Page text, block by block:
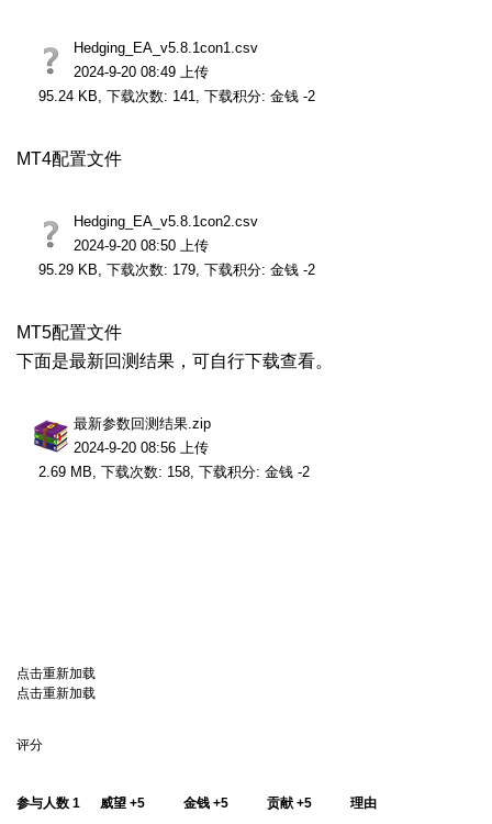
Hedging_EA_v5.8.1con1.csv
2024-9-20 08:49 上传
95.24 KB, 下载次数: 141, 下载积分: 金钱 -2
MT4配置文件
Hedging_EA_v5.8.1con2.csv
2024-9-20 08:50 上传
95.29 KB, 下载次数: 179, 下载积分: 金钱 -2
MT5配置文件
下面是最新回测结果，可自行下载查看。
最新参数回测结果.zip
2024-9-20 08:56 上传
2.69 MB, 下载次数: 158, 下载积分: 金钱 -2
点击重新加载
点击重新加载
评分
参与人数 1 威望 +5 金钱 +5 贡献 +5 理由